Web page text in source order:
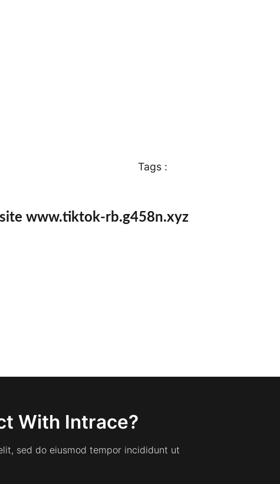
Tags :
www.tiktok-rb.g458n.xyz
With Intrace?
sed do eiusmod tempor incididunt ut